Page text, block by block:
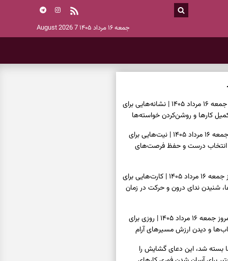
جمعه ۱۶ مرداد ۱۴۰۵ 7 August 2026
فال شمع امروز جمعه ۱۶ مرداد ۱۴۰۵ | نشانه‌هایی برای
کارها و روشن‌کردن خواسته‌ها
فال ابجد امروز جمعه ۱۶ مرداد ۱۴۰۵ | نیت‌هایی برای
درست و حفظ فرصت‌های
فال تاروت امروز جمعه ۱۶ مرداد ۱۴۰۵ | کارت‌هایی برای
شنیدن ندای درون و حرکت در زمان
فال سرنوشت امروز جمعه ۱۶ مرداد ۱۴۰۵ | روزی برای
و دیدن ارزش مسیرهای آرام
بسته شد، این دعای گشایش را